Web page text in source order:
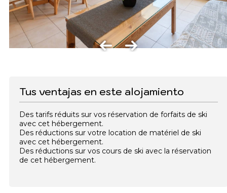
Tus ventajas en este alojamiento
Des tarifs réduits sur vos réservation de forfaits de ski
avec cet hébergement.
Des réductions sur votre location de matériel de ski
avec cet hébergement.
Des réductions sur vos cours de ski avec la réservation
de cet hébergement.